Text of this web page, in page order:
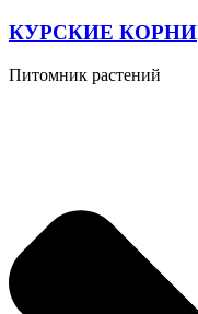
КУРСКИЕ КОРНИ
Питомник растений